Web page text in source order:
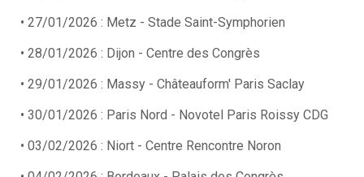
• 27/01/2026 : Metz - Stade Saint-Symphorien
• 28/01/2026 : Dijon - Centre des Congrès
• 29/01/2026 : Massy - Châteauform' Paris Saclay
• 30/01/2026 : Paris Nord - Novotel Paris Roissy CDG
• 03/02/2026 : Niort - Centre Rencontre Noron